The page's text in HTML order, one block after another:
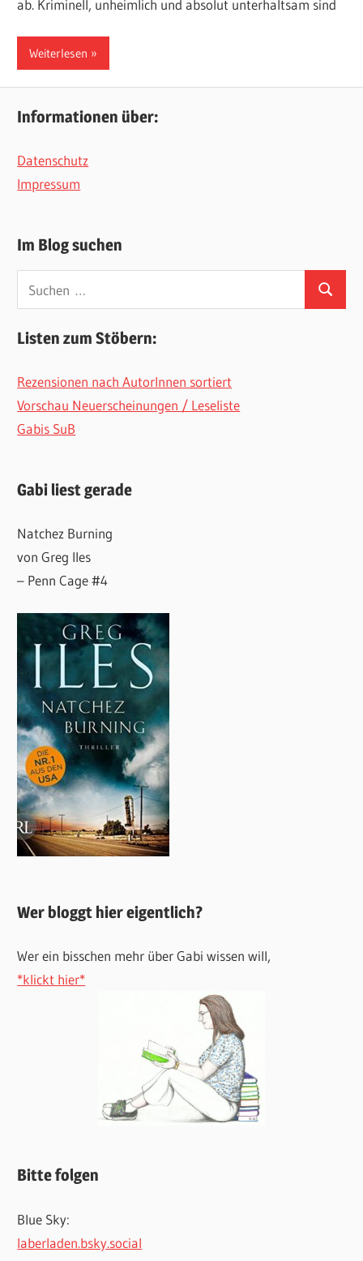
ab. Kriminell, unheimlich und absolut unterhaltsam sind
Weiterlesen
Informationen über:
Datenschutz
Impressum
Im Blog suchen
nach:
Suchen
Listen zum Stöbern:
Rezensionen nach AutorInnen sortiert
Vorschau Neuerscheinungen / Leseliste
Gabis SuB
Gabi liest gerade
Natchez Burning
von Greg Iles
– Penn Cage #4
Wer bloggt hier eigentlich?
Wer ein bisschen mehr über Gabi wissen will,
*klickt hier*
Bitte folgen
Blue Sky:
laberladen.bsky.social